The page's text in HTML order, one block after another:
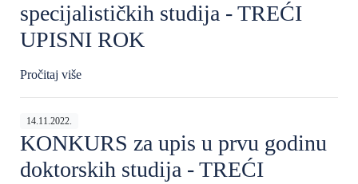
specijalističkih studija - TREĆI
UPISNI ROK
Pročitaj više
14.11.2022.
KONKURS za upis u prvu godinu
doktorskih studija - TREĆI